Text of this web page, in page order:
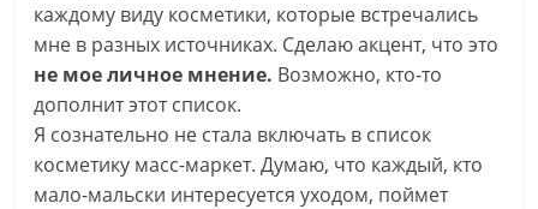
каждому виду косметики, которые встречались
мне в разных источниках. Сделаю акцент, что это
не мое личное мнение. Возможно, кто-то
дополнит этот список.
Я сознательно не стала включать в список
косметику масс-маркет. Думаю, что каждый, кто
мало-мальски интересуется уходом, поймет